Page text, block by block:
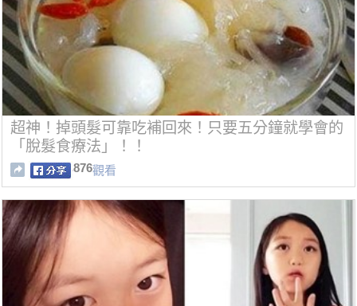
超神！掉頭髮可靠吃補回來！只要五分鐘就學會的
「脫髮食療法」！！
876觀看